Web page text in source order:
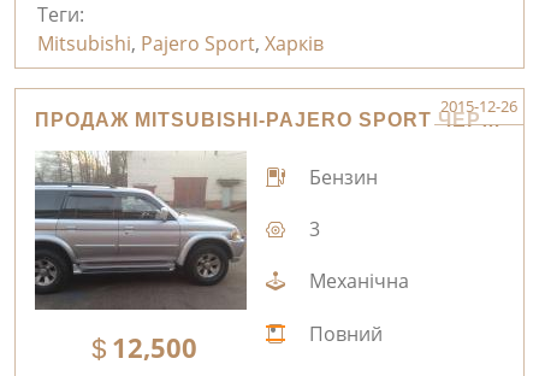
Теги:
Mitsubishi, Pajero Sport, Харків
ПРОДАЖ MITSUBISHI-PAJERO SPORT ЧЕРНІГІВ
2015-12-26
12,500
Бензин
3
Механічна
Повний